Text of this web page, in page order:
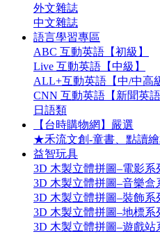
外文雜誌
中文雜誌
語言學習專區
ABC 互動英語【初級】
Live 互動英語【中級】
ALL+互動英語【中/中高
CNN 互動英語【新聞英語
日語類
【台時購物網】嚴選
★禾流文創-童書、點讀
益智玩具
3D 木製立體拼圖–電影系
3D 木製立體拼圖–音樂盒
3D 木製立體拼圖–裝飾系
3D 木製立體拼圖–地標系
3D 木製立體拼圖–遊戲站